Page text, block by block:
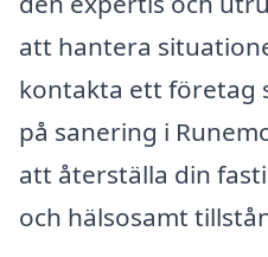
att hantera
kontakta ett företag
på sanering i
att återställa din
och hälsosamt